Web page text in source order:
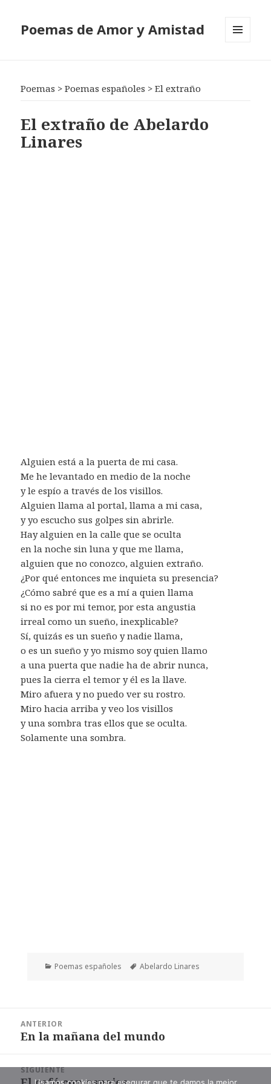
Poemas de Amor y Amistad
Poemas >Poemas españoles >El extraño
El extraño de Abelardo
Linares
Alguien está a la puerta de mi casa.
Me he levantado en medio de la noche
y le espío a través de los visillos.
Alguien llama al portal, llama a mi casa,
y yo escucho sus golpes sin abrirle.
Hay alguien en la calle que se oculta
en la noche sin luna y que me llama,
alguien que no conozco, alguien extraño.
¿Por qué entonces me inquieta su presencia?
¿Cómo sabré que es a mí a quien llama
si no es por mi temor, por esta angustia
irreal como un sueño, inexplicable?
Sí, quizás es un sueño y nadie llama,
o es un sueño y yo mismo soy quien llamo
a una puerta que nadie ha de abrir nunca,
pues la cierra el temor y él es la llave.
Miro afuera y no puedo ver su rostro.
Miro hacia arriba y veo los visillos
y una sombra tras ellos que se oculta.
Solamente una sombra.
Categorías
Poemas españoles Etiquetas
Abelardo Linares
entradas
ANTERIOR
Entrada
En la mañana del mundo
SIGUIENTE